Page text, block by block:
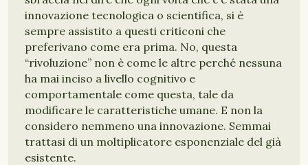
innovazione tecnologica o scientifica, si è
sempre assistito a questi criticoni che
preferivano come era prima. No, questa
“rivoluzione” non è come le altre perché nessuna
ha mai inciso a livello cognitivo e
comportamentale come questa, tale da
modificare le caratteristiche umane. E non la
considero nemmeno una innovazione. Semmai
trattasi di un moltiplicatore esponenziale del già
esistente.